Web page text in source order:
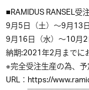
■RAMIDUS RANSEL受
9月5日（土）〜9月13
9月16日（水）〜10月2
納期:2021年2月までに
※完全受注生産の為、
URL：https://